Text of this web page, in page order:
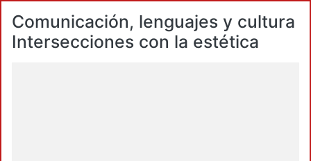
Comunicación, lenguajes y cultura
Intersecciones con la estética